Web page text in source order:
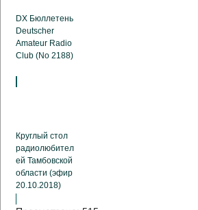
DX Бюллетень
Deutscher
Amateur Radio
Club (No 2188)
Круглый стол
радиолюбител
ей Тамбовской
области (эфир
20.10.2018)